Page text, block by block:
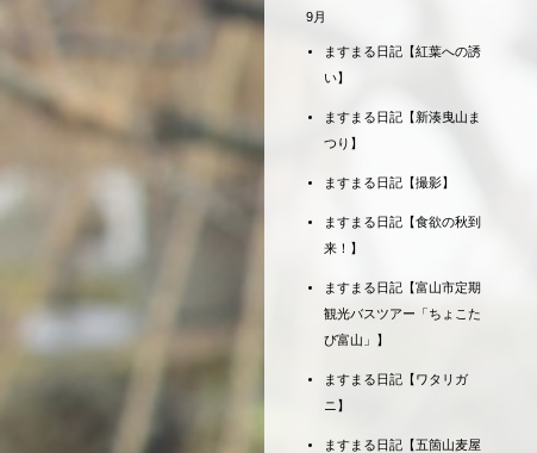
9月
ますまる日記【紅葉への誘
い】
ますまる日記【新湊曳山ま
つり】
ますまる日記【撮影】
ますまる日記【食欲の秋到
来！】
ますまる日記【富山市定期
観光バスツアー「ちょこた
び富山」】
ますまる日記【ワタリガ
ニ】
ますまる日記【五箇山麦屋